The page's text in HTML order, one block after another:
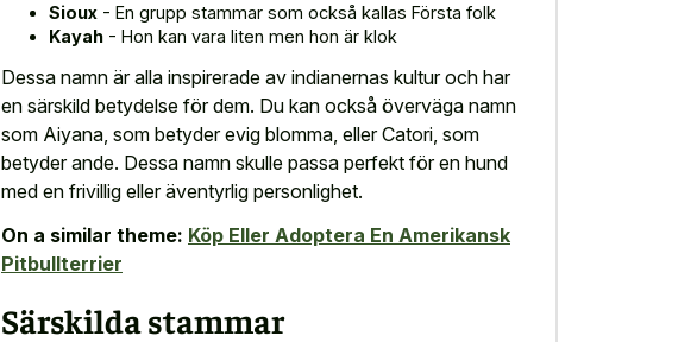
Sioux - En grupp stammar som också kallas Första folk
Kayah - Hon kan vara liten men hon är klok
Dessa namn är alla inspirerade av indianernas kultur och har
en särskild betydelse för dem. Du kan också överväga namn
som Aiyana, som betyder evig blomma, eller Catori, som
betyder ande. Dessa namn skulle passa perfekt för en hund
med en frivillig eller äventyrlig personlighet.
On a similar theme: Köp Eller Adoptera En Amerikansk
Pitbullterrier
Särskilda stammar